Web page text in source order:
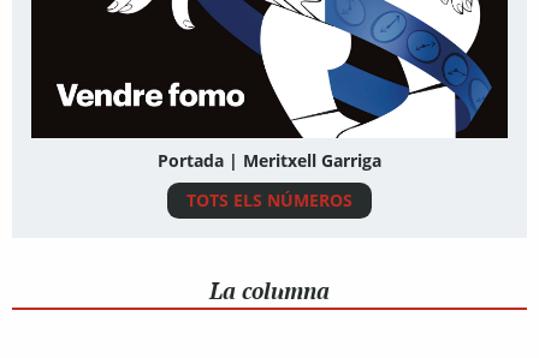
Portada | Meritxell Garriga
TOTS ELS NÚMEROS
La columna